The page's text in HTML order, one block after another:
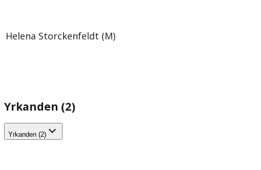
Helena Storckenfeldt (M)
Yrkanden (2)
Yrkanden (2)